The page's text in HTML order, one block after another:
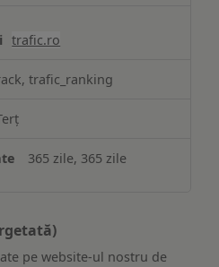
trafic.ro
trafic_ranking
365 zile, 365 zile
pe website-ul nostru de